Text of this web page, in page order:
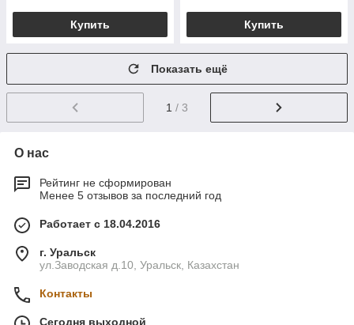
Купить Купить
Показать ещё
1 / 3
О нас
Рейтинг не сформирован
Менее 5 отзывов за последний год
Работает с 18.04.2016
г. Уральск
ул.Заводская д.10, Уральск, Казахстан
Контакты
Сегодня выходной